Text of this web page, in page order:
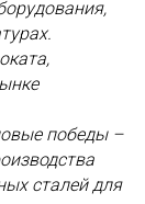
победы –
сталей для